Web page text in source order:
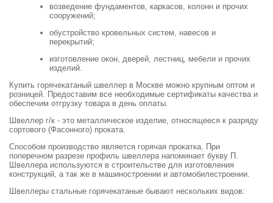
возведение фундаментов, каркасов, колонн и прочих
сооружений;
обустройство кровельных систем, навесов и
перекрытий;
изготовление окон, дверей, лестниц, мебели и прочих
изделий.
Купить горячекатаный швеллер в Москве можно крупным оптом и
розницей. Предоставим все необходимые сертификаты качества и
обеспечим отгрузку товара в день оплаты.
Швеллер г/к - это металлическое изделие, относящееся к разряду
сортового (Фасонного) проката.
Способом производство является горячая прокатка. При
поперечном разрезе профиль швеллера напоминает букву П.
Швеллера используются в строительстве для изготовления
конструкций, а так же в машиностроении и автомобилестроении.
Швеллеры стальные горячекатаные бывают нескольких видов: